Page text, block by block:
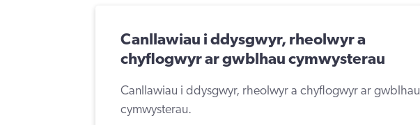
Canllawiau i ddysgwyr, rheolwyr a
chyflogwyr ar gwblhau cymwysterau
Canllawiau i ddysgwyr, rheolwyr a chyflogwyr ar gwblhau
cymwysterau.